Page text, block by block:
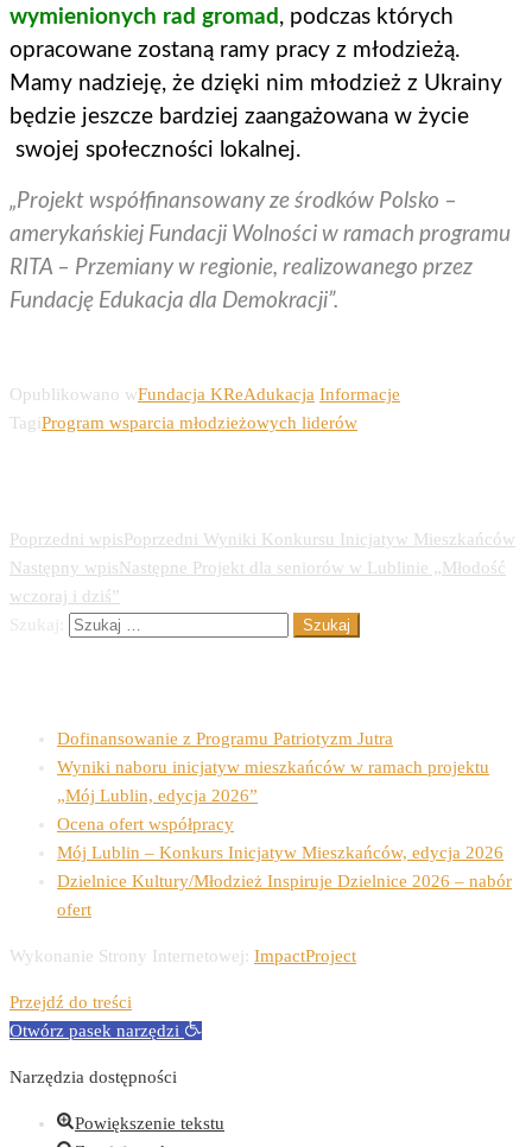
wymienionych rad gromad , podczas których
opracowane zostaną ramy pracy z młodzieżą.
Mamy nadzieję, że dzięki nim młodzież z Ukrainy
będzie jeszcze bardziej zaangażowana w życie
swojej społeczności lokalnej.
„Projekt współfinansowany ze środków Polsko –
amerykańskiej Fundacji Wolności w ramach programu
RITA – Przemiany w regionie, realizowanego przez
Fundację Edukacja dla Demokracji”.
Opublikowano wFundacja KReAdukacja Informacje
TagiProgram wsparcia młodzieżowych liderów
Poprzedni wpisPoprzedni Wyniki Konkursu Inicjatyw Mieszkańców
Następny wpisNastępne Projekt dla seniorów w Lublinie „Młodość
wczoraj i dziś”
Dofinansowanie z Programu Patriotyzm Jutra
Wyniki naboru inicjatyw mieszkańców w ramach projektu
„Mój Lublin, edycja 2026”
Ocena ofert współpracy
Mój Lublin – Konkurs Inicjatyw Mieszkańców, edycja 2026
Dzielnice Kultury/Młodzież Inspiruje Dzielnice 2026 – nabór
ofert
Wykonanie Strony Internetowej: ImpactProject
Przejdź do treści
Otwórz pasek narzędzi
Narzędzia dostępności
Powiększenie tekstu